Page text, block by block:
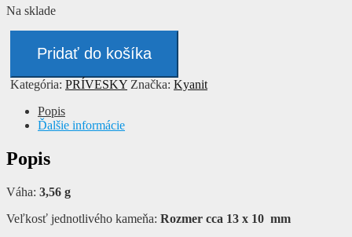
Na sklade
Prívesok
KYANIT
Pridať do košíka
Kategória: PRÍVESKY Značka: Kyanit
Popis
Ďalšie informácie
Popis
Váha: 3,56 g
Veľkosť jednotlivého kameňa: Rozmer cca 13 x 10 mm